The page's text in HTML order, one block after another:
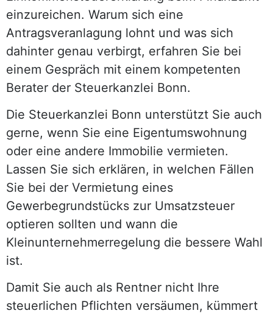
einzureichen. Warum sich eine
Antragsveranlagung lohnt und was sich
dahinter genau verbirgt, erfahren Sie bei
einem Gespräch mit einem kompetenten
Berater der Steuerkanzlei Bonn.
Die Steuerkanzlei Bonn unterstützt Sie auch
gerne, wenn Sie eine Eigentumswohnung
oder eine andere Immobilie vermieten.
Lassen Sie sich erklären, in welchen Fällen
Sie bei der Vermietung eines
Gewerbegrundstücks zur Umsatzsteuer
optieren sollten und wann die
Kleinunternehmerregelung die bessere Wahl
ist.
Damit Sie auch als Rentner nicht Ihre
steuerlichen Pflichten versäumen, kümmert